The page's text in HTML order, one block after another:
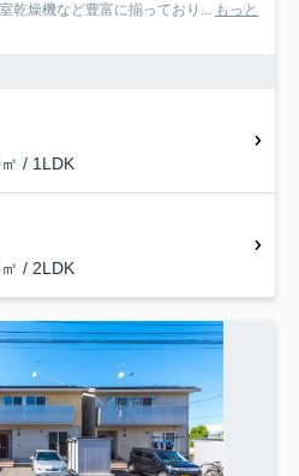
乾燥機など豊富に揃っており... もっと
/ 1LDK
/ 2LDK